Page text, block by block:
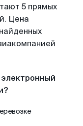
5 прямых
Цена